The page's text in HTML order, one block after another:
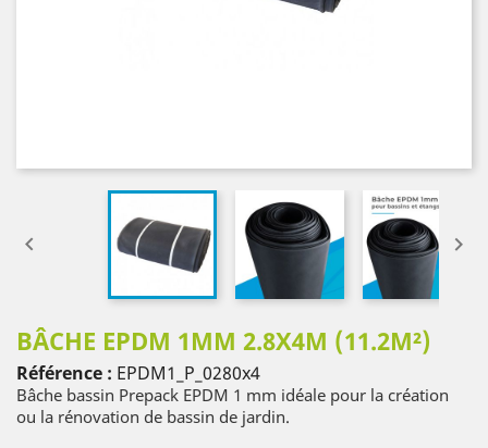
 
BÂCHE EPDM 1MM 2.8X4M (11.2M²)
Référence : EPDM1_P_0280x4
Bâche bassin Prepack EPDM 1 mm idéale pour la création
ou la rénovation de bassin de jardin.